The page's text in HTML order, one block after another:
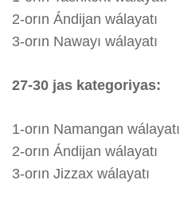
2-orın Ándijan wálayatı
3-orın Nawayı wálayatı
27-30 jas kategoriyas:
1-orın Namangan wálayatı
2-orın Ándijan wálayatı
3-orın Jizzax wálayatı